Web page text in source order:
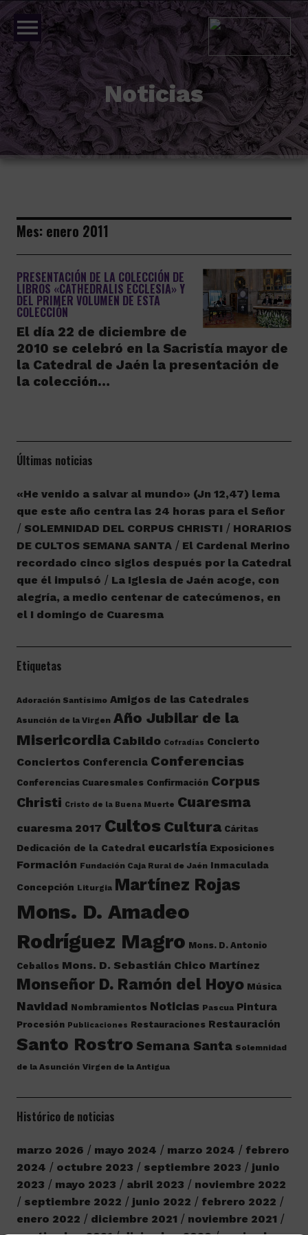
menu
Noticias
Mes: enero 2011
PRESENTACIÓN DE LA COLECCIÓN DE
LIBROS «CATHEDRALIS ECCLESIA» Y
DEL PRIMER VOLUMEN DE ESTA
COLECCIÓN
El día 22 de diciembre de
2010 se celebró en la Sacristía mayor de
la Catedral de Jaén la presentación de
la colección…
Últimas noticias
«He venido a salvar al mundo» (Jn 12,47) lema
que este año centra las 24 horas para el Señor
SOLEMNIDAD DEL CORPUS CHRISTI
HORARIOS
DE CULTOS SEMANA SANTA
El Cardenal Merino
recordado cinco siglos después por la Catedral
que él impulsó
La Iglesia de Jaén acoge, con
alegría, a medio centenar de catecúmenos, en
el I domingo de Cuaresma
Etiquetas
Adoración Santísimo Amigos de las Catedrales
Asunción de la Virgen Año Jubilar de la
Misericordia Cabildo Cofradías Concierto
Conciertos Conferencia Conferencias
Conferencias Cuaresmales Confirmación Corpus
Christi Cristo de la Buena Muerte Cuaresma
cuaresma 2017 Cultos Cultura Cáritas
Dedicación de la Catedral eucaristía Exposiciones
Formación Fundación Caja Rural de Jaén Inmaculada
Concepción Liturgia Martínez Rojas
Mons. D. Amadeo
Rodríguez Magro Mons. D. Antonio
Ceballos Mons. D. Sebastián Chico Martínez
Monseñor D. Ramón del Hoyo Música
Navidad Nombramientos Noticias Pascua Pintura
Procesión Publicaciones Restauraciones Restauración
Santo Rostro Semana Santa Solemnidad
de la Asunción Virgen de la Antigua
Histórico de noticias
marzo 2026 mayo 2024 marzo 2024
febrero
2024
octubre 2023 septiembre 2023
junio
2023
mayo 2023 abril 2023
noviembre 2022
septiembre 2022
junio 2022
febrero 2022
enero 2022
diciembre 2021
noviembre 2021